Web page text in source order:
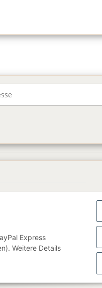
Express
Weitere Details